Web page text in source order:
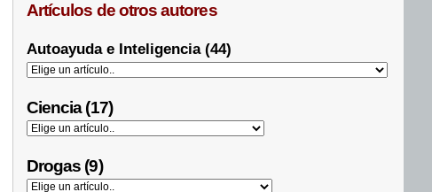
Artículos de otros autores
Autoayuda e Inteligencia (44)
Ciencia (17)
Drogas (9)